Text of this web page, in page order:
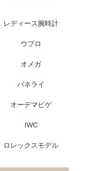
レディース腕時計
ウブロ
オメガ
パネライ
オーデマピゲ
IWC
ロレックスモデル